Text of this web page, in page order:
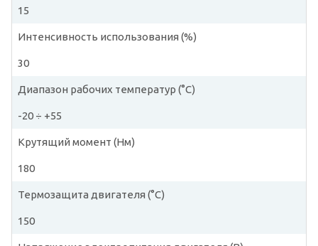
15
Интенсивность использования (%)
30
Диапазон рабочих температур (°C)
-20 ÷ +55
Крутящий момент (Нм)
180
Термозащита двигателя (°C)
150